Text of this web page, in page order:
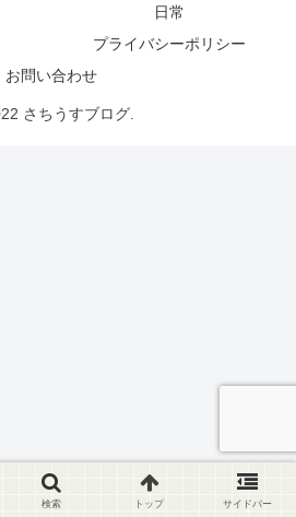
日常
プライバシーポリシー
お問い合わせ
さちうすブログ.
検索 トップ サイドバー